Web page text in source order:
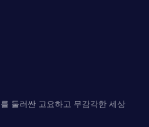
둘러싼 고요하고 무감각한 세상